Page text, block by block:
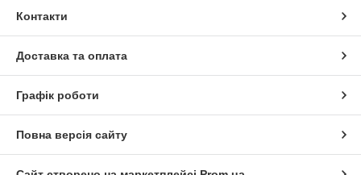
Контакти
Доставка та оплата
Графік роботи
Повна версія сайту